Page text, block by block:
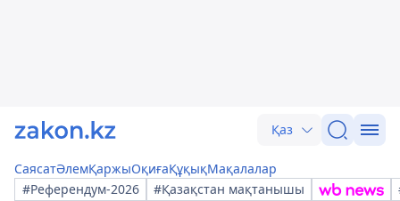
Қаз
СаясатӘлемҚаржыОқиғаҚұқықМақалалар
#Референдум-2026
#Қазақстан мақтанышы